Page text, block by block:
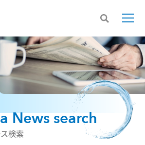
News search
検索